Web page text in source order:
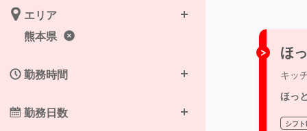
ほ
キッ
ほっ
シフ
エリア
熊本県
勤務時間
勤務日数